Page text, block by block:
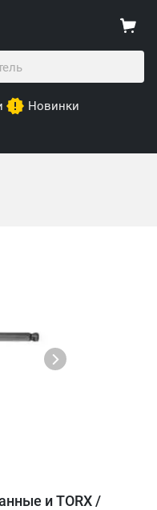
Новинки
и TORX /